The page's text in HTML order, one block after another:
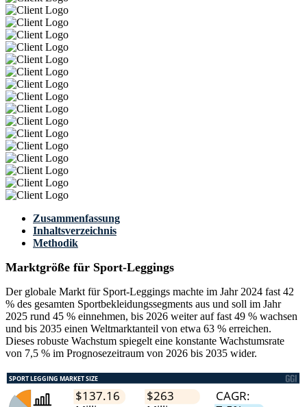
Zusammenfassung
Inhaltsverzeichnis
Methodik
Marktgröße für Sport-Leggings
Der globale Markt für Sport-Leggings machte im Jahr 2024 fast 42
% des gesamten Sportbekleidungssegments aus und soll im Jahr
2025 rund 45 % einnehmen, bis 2026 weiter auf fast 49 % wachsen
und bis 2035 einen Weltmarktanteil von etwa 63 % erreichen.
Dieses robuste Wachstum spiegelt eine konstante Wachstumsrate
von 7,5 % im Prognosezeitraum von 2026 bis 2035 wider.